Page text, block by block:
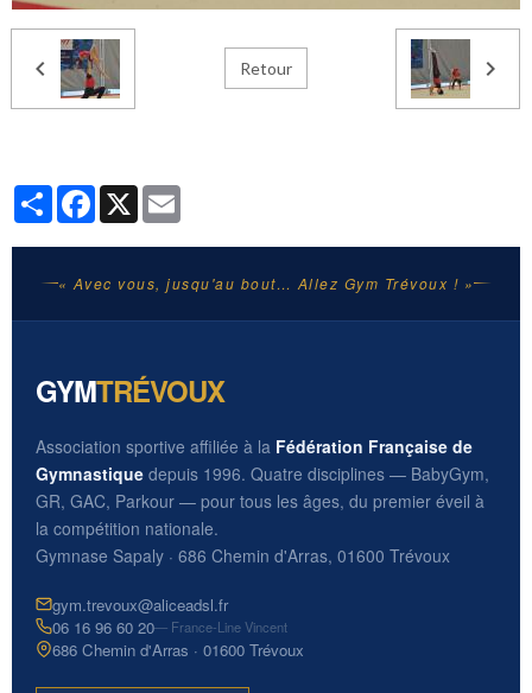
Retour
PartagerFacebook
X
« Avec vous, jusqu'au bout… Allez Gym Trévoux ! »
GYMTRÉVOUX
Association sportive affiliée à la Fédération Française de
Gymnastique depuis 1996. Quatre disciplines — BabyGym,
GR, GAC, Parkour — pour tous les âges, du premier éveil à
la compétition nationale.
Gymnase Sapaly · 686 Chemin d'Arras, 01600 Trévoux
gym.trevoux@aliceadsl.fr
06 16 96 60 20— France-Line Vincent
686 Chemin d'Arras · 01600 Trévoux